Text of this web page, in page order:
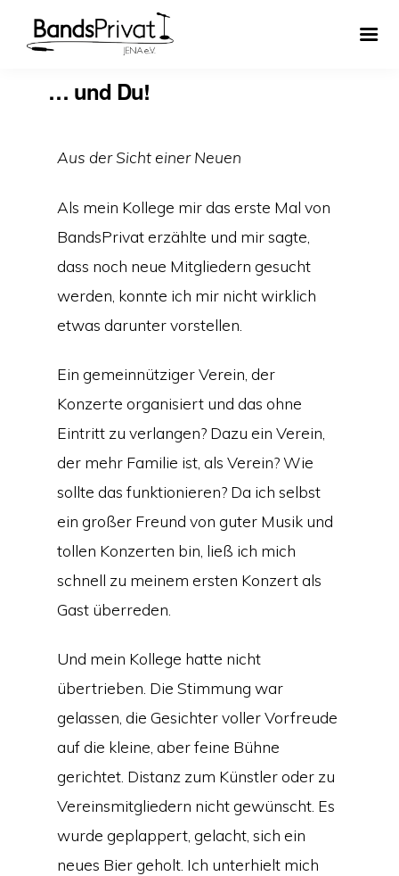
… und Du!
Aus der Sicht einer Neuen
Als mein Kollege mir das erste Mal von
BandsPrivat erzählte und mir sagte,
dass noch neue Mitgliedern gesucht
werden, konnte ich mir nicht wirklich
etwas darunter vorstellen.
Ein gemeinnütziger Verein, der
Konzerte organisiert und das ohne
Eintritt zu verlangen? Dazu ein Verein,
der mehr Familie ist, als Verein? Wie
sollte das funktionieren? Da ich selbst
ein großer Freund von guter Musik und
tollen Konzerten bin, ließ ich mich
schnell zu meinem ersten Konzert als
Gast überreden.
Und mein Kollege hatte nicht
übertrieben. Die Stimmung war
gelassen, die Gesichter voller Vorfreude
auf die kleine, aber feine Bühne
gerichtet. Distanz zum Künstler oder zu
Vereinsmitgliedern nicht gewünscht. Es
wurde geplappert, gelacht, sich ein
neues Bier geholt. Ich unterhielt mich